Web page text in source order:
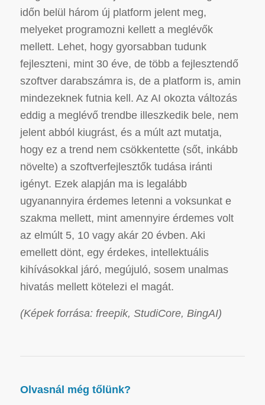
időn belül három új platform jelent meg,
melyeket programozni kellett a meglévők
mellett. Lehet, hogy gyorsabban tudunk
fejleszteni, mint 30 éve, de több a fejlesztendő
szoftver darabszámra is, de a platform is, amin
mindezeknek futnia kell. Az AI okozta változás
eddig a meglévő trendbe illeszkedik bele, nem
jelent abból kiugrást, és a múlt azt mutatja,
hogy ez a trend nem csökkentette (sőt, inkább
növelte) a szoftverfejlesztők tudása iránti
igényt. Ezek alapján ma is legalább
ugyanannyira érdemes letenni a voksunkat e
szakma mellett, mint amennyire érdemes volt
az elmúlt 5, 10 vagy akár 20 évben. Aki
emellett dönt, egy érdekes, intellektuális
kihívásokkal járó, megújuló, sosem unalmas
hivatás mellett kötelezi el magát.
(Képek forrása: freepik, StudiCore, BingAI)
Olvasnál még tőlünk?